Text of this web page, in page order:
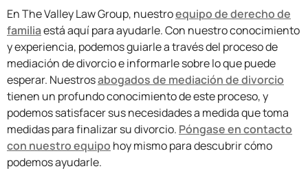
En The Valley Law Group, nuestroequipo de derecho de
familiaestá aquí para ayudarle. Con nuestro conocimiento
y experiencia, podemos guiarle a través del proceso de
mediación de divorcio e informarle sobre lo que puede
esperar. Nuestrosabogados de mediación de divorcio
tienen un profundo conocimiento de este proceso, y
podemos satisfacer sus necesidades a medida que toma
medidas para finalizar su divorcio. Póngase en contacto
con nuestro equipo hoy mismo para descubrir cómo
podemos ayudarle.